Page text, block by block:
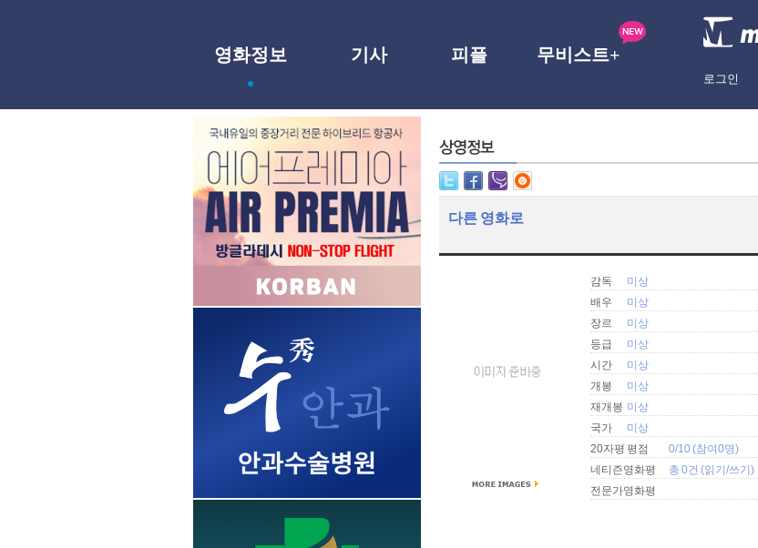
영화정보 기사 피플 무비스트+
로그인
다른 영화로
감독
미상
배우
미상
장르
미상
등급
미상
시간
미상
개봉
미상
재개봉 미상
국가
미상
20자평 평점
0/10 (참여0명)
네티즌영화평
총 0건 (읽기 /쓰기 )
전문가영화평